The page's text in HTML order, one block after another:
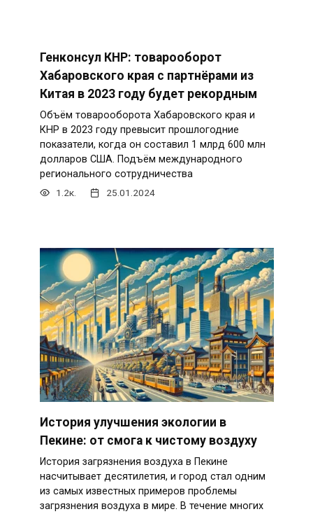
Генконсул КНР: товарооборот
Хабаровского края с партнёрами из
Китая в 2023 году будет рекордным
Объём товарооборота Хабаровского края и
КНР в 2023 году превысит прошлогодние
показатели, когда он составил 1 млрд 600 млн
долларов США. Подъём международного
регионального сотрудничества
1.2к. 25.01.2024
История улучшения экологии в
Пекине: от смога к чистому воздуху
История загрязнения воздуха в Пекине
насчитывает десятилетия, и город стал одним
из самых известных примеров проблемы
загрязнения воздуха в мире. В течение многих